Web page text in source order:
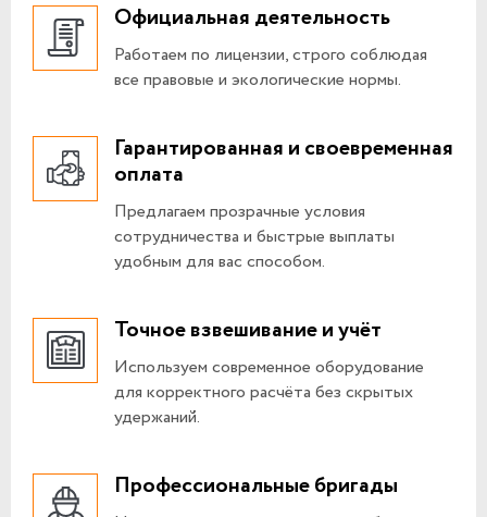
Официальная деятельность
Работаем по лицензии, строго соблюдая
все правовые и экологические нормы.
Гарантированная и своевременная
оплата
Предлагаем прозрачные условия
сотрудничества и быстрые выплаты
удобным для вас способом.
Точное взвешивание и учёт
Используем современное оборудование
для корректного расчёта без скрытых
удержаний.
Профессиональные бригады